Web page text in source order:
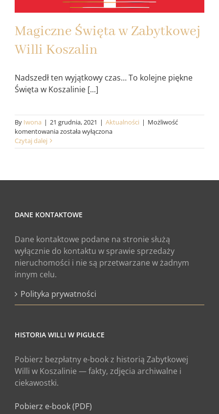
Magiczne Święta w Zabytkowej
Willi Koszalin
Nadszedł ten wyjątkowy czas… To kolejne piękne
Święta w Koszalinie [...]
By Iwona | 21 grudnia, 2021 | Aktualności | Możliwość
komentowaniaMagiczne
w
została wyłączona
Czytaj dalej
DANE KONTAKTOWE
Dane kontaktowe podane na stronie służą
wyłącznie do kontaktu w sprawie sprzedaży
nieruchomości i nie są przetwarzane w żadnym
innym celu.
Polityka prywatności
HISTORIA WILLI W PIGUŁCE
Pobierz bezpłatny e-book z historią Zabytkowej
Willi w Koszalinie — fakty, zdjęcia archiwalne i
ciekawostki.
Pobierz e-book (PDF)